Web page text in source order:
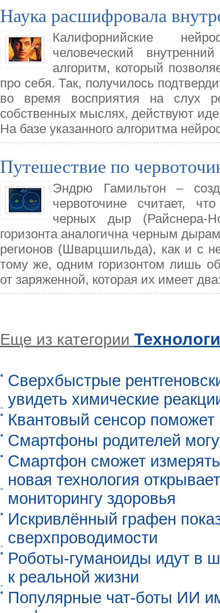
Наука расшифровала
Калифорнийские
человеческий
алгоритм, который
про себя. Так, получилось
во время восприятия на слух
собственных мыслях, действуют
На базе указанного алгоритма
Путешествие по
Эндрю Гамильтон –
червоточине считает,
черных дыр (Райснера-
горизонта аналогична черным
регионов (Шварцшильда), как и с
тому же, одним горизонтом лишь
от заряженной, которая их имеет
Еще из категории
Сверхбыстрые
увидеть химические
Квантовый сенсор
Смартфоны родителей
Смартфон сможет
новая технология
мониторингу здоровья
Искривлённый графен
сверхпроводимости
Роботы-гуманоиды идут в
к реальной жизни
Популярные чат-боты ИИ